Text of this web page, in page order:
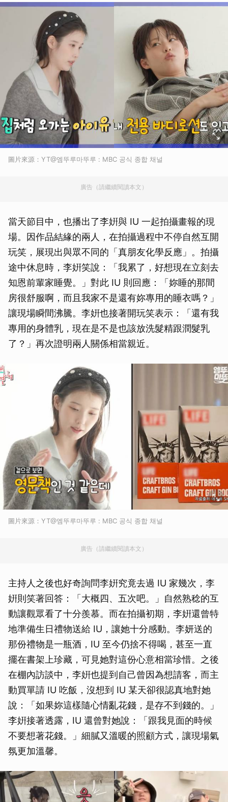
圖片來源：YT@엠뚜루마뚜루 : MBC 공식 종합 채널
廣告（請繼續閱讀本文）
當天節目中，也播出了李姸與 IU 一起拍攝畫報的現
場。因作品結緣的兩人，在拍攝過程中不停自然互開
玩笑，展現出與眾不同的「真朋友化學反應」。拍攝
途中休息時，李姸笑說：「我累了，好想現在立刻去
知恩前輩家睡覺。」對此 IU 則回應：「妳睡的那間
房很舒服啊，而且我家不是還有妳專用的睡衣嗎？」
讓現場瞬間沸騰。李姸也接著開玩笑表示：「還有我
專用的身體乳，現在是不是也該放洗髮精跟潤髮乳
了？」再次證明兩人關係相當親近。
圖片來源：YT@엠뚜루마뚜루 : MBC 공식 종합 채널
廣告（請繼續閱讀本文）
主持人之後也好奇詢問李姸究竟去過 IU 家幾次，李
姸則笑著回答：「大概四、五次吧。」自然熟稔的互
動讓觀眾看了十分羨慕。而在拍攝初期，李姸還曾特
地準備生日禮物送給 IU，讓她十分感動。李妍送的
那份禮物是一瓶酒，IU 至今仍捨不得喝，甚至一直
擺在書架上珍藏，可見她對這份心意相當珍惜。之後
在棚內訪談中，李姸也提到自己曾因為想請客，而主
動買單請 IU 吃飯，沒想到 IU 某天卻很認真地對她
說：「如果妳這樣隨心情亂花錢，是存不到錢的。」
李姸接著透露，IU 還曾對她說：「跟我見面的時候
不要想著花錢。」細膩又溫暖的照顧方式，讓現場氣
氛更加溫馨。